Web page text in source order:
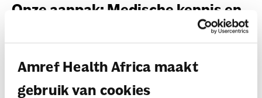
Amref Health Africa maakt
gebruik van cookies
Onze aanpak: Medische kennis en
via Leap. Dit is een app die op de simpelste mobiele
telefoon werkt. Hiermee hebben zij ook tijdens hun werk de